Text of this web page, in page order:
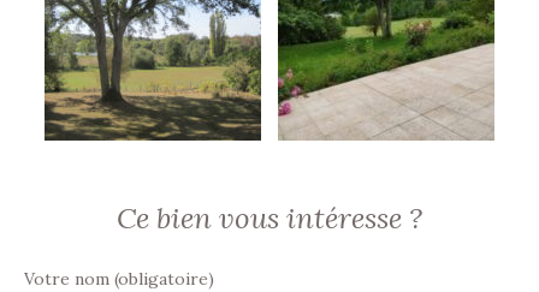
Ce bien vous intéresse ?
Votre nom (obligatoire)